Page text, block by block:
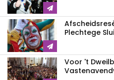
Plechtege
Voor 't